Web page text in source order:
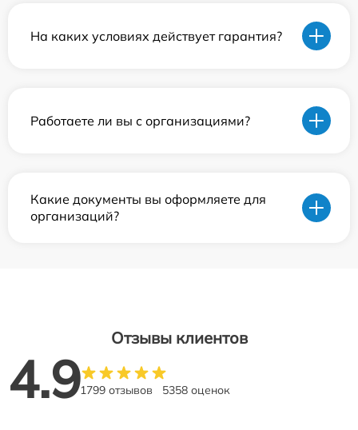
На каких условиях действует гарантия?
Работаете ли вы с организациями?
Какие документы вы оформляете для
организаций?
Отзывы клиентов
4.91799 отзывов 5358 оценок